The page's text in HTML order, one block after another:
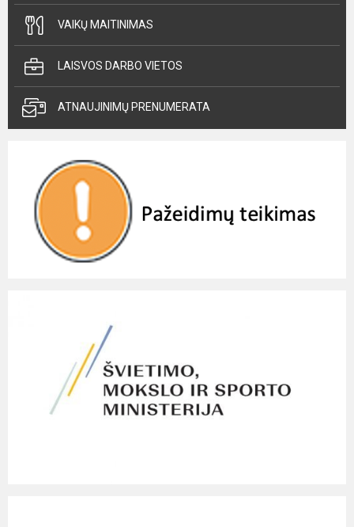
VAIKŲ MAITINIMAS
LAISVOS DARBO VIETOS
ATNAUJINIMŲ PRENUMERATA